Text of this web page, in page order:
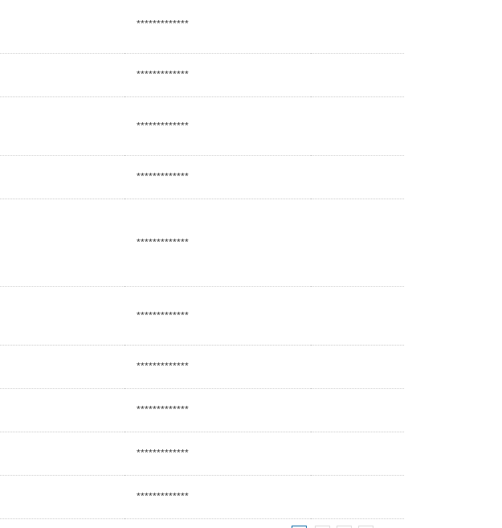
*************
*************
*************
*************
*************
*************
*************
*************
*************
*************